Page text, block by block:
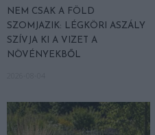
NEM CSAK A FÖLD
SZOMJAZIK: LÉGKÖRI ASZÁLY
SZÍVJA KI A VIZET A
NÖVÉNYEKBŐL